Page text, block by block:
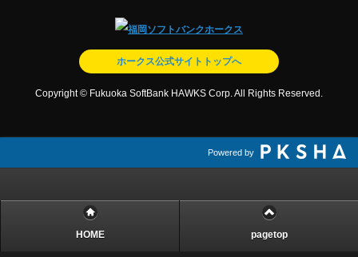
ホークス公式サイトトップへ
Copyright © Fukuoka SoftBank HAWKS Corp. All Rights Reserved.
Powered by
HOME pagetop